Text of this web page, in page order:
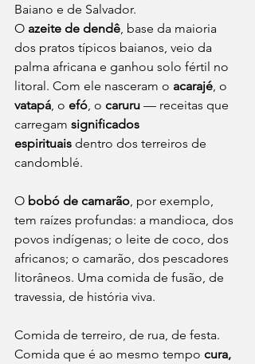
Baiano e de Salvador.
O azeite de dendê , base da maioria
dos pratos típicos baianos, veio da
palma africana e ganhou solo fértil no
litoral. Com ele nasceram o acarajé , o
vatapá , o efó , o caruru — receitas que
carregam significados
espirituais dentro dos terreiros de
candomblé.
O bobó de camarão , por exemplo,
tem raízes profundas: a mandioca, dos
povos indígenas; o leite de coco, dos
africanos; o camarão, dos pescadores
litorâneos. Uma comida de fusão, de
travessia, de história viva.
Comida de terreiro, de rua, de festa.
Comida que é ao mesmo tempo cura,